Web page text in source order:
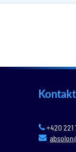
Kontakt
+420 221